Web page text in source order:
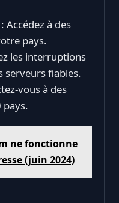
: Accédez à des
pays.
les interruptions
serveurs fiables.
vous à des
pays.
ne fonctionne
(juin 2024)